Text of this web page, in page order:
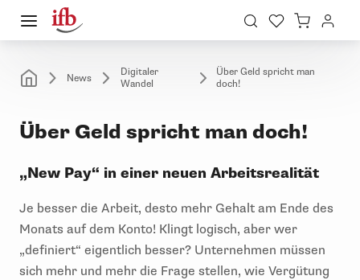
News
Digitaler
Wandel
Über Geld spricht man
doch!
Über Geld spricht man doch!
„New Pay“ in einer neuen Arbeitsrealität
Je besser die Arbeit, desto mehr Gehalt am Ende des
Monats auf dem Konto! Klingt logisch, aber wer
„definiert“ eigentlich besser? Unternehmen müssen
sich mehr und mehr die Frage stellen, wie Vergütung